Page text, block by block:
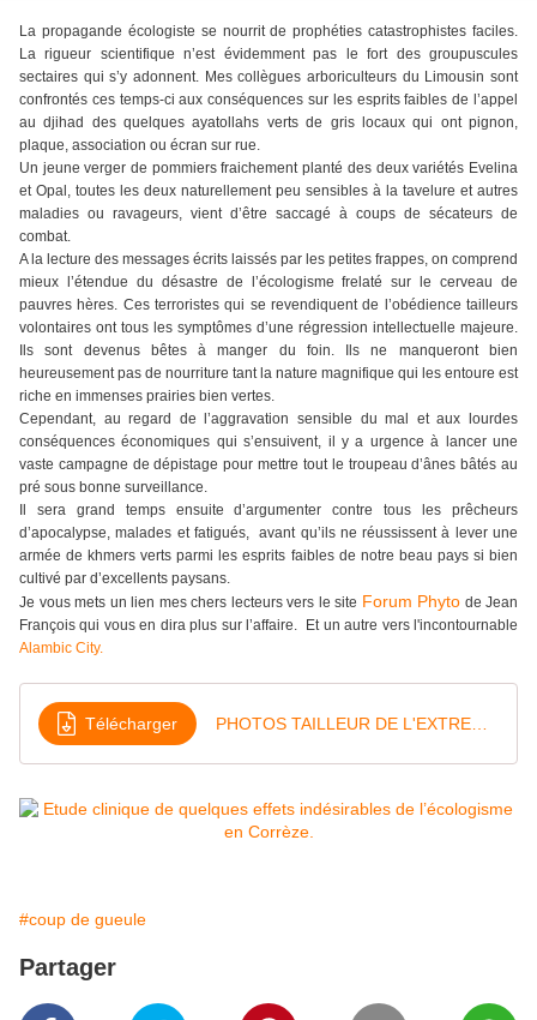
La propagande écologiste se nourrit de prophéties catastrophistes faciles.
La rigueur scientifique n’est évidemment pas le fort des groupuscules
sectaires qui s’y adonnent. Mes collègues arboriculteurs du Limousin sont
confrontés ces temps-ci aux conséquences sur les esprits faibles de l’appel
au djihad des quelques ayatollahs verts de gris locaux qui ont pignon,
plaque, association ou écran sur rue.
Un jeune verger de pommiers fraichement planté des deux variétés Evelina
et Opal, toutes les deux naturellement peu sensibles à la tavelure et autres
maladies ou ravageurs, vient d’être saccagé à coups de sécateurs de
combat.
A la lecture des messages écrits laissés par les petites frappes, on comprend
mieux l’étendue du désastre de l’écologisme frelaté sur le cerveau de
pauvres hères. Ces terroristes qui se revendiquent de l’obédience tailleurs
volontaires ont tous les symptômes d’une régression intellectuelle majeure.
Ils sont devenus bêtes à manger du foin. Ils ne manqueront bien
heureusement pas de nourriture tant la nature magnifique qui les entoure est
riche en immenses prairies bien vertes.
Cependant, au regard de l’aggravation sensible du mal et aux lourdes
conséquences économiques qui s’ensuivent, il y a urgence à lancer une
vaste campagne de dépistage pour mettre tout le troupeau d’ânes bâtés au
pré sous bonne surveillance.
Il sera grand temps ensuite d’argumenter contre tous les prêcheurs
d’apocalypse, malades et fatigués, avant qu’ils ne réussissent à lever une
armée de khmers verts parmi les esprits faibles de notre beau pays si bien
cultivé par d’excellents paysans.
Je vous mets un lien mes chers lecteurs vers le site Forum Phyto de Jean
François qui vous en dira plus sur l’affaire. Et un autre vers l'incontournable
Alambic City.
Télécharger
#coup de gueule
Partager